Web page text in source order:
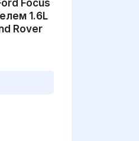
Focus
1.6L
Rover